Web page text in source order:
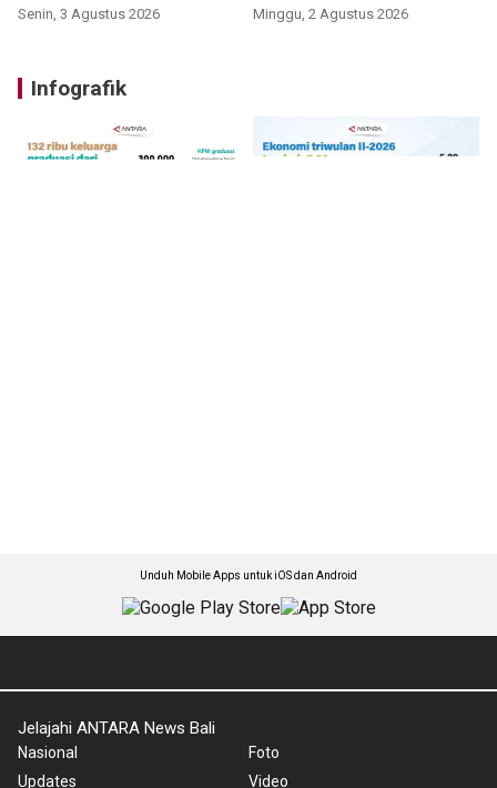
Senin, 3 Agustus 2026 Minggu, 2 Agustus 2026
Infografik
Unduh Mobile Apps untuk iOS dan Android
Jelajahi ANTARA News Bali
Nasional
Updates
Foto
Video